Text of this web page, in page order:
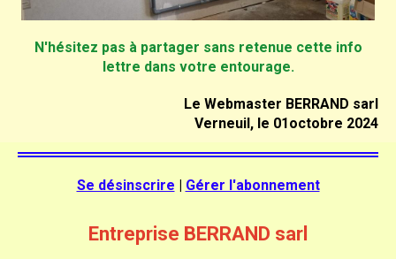
N'hésitez pas à partager sans retenue cette info
lettre dans votre entourage.
Le Webmaster BERRAND sarl
Verneuil, le 01octobre 2024
Se désinscrire | Gérer l'abonnement
Entreprise BERRAND sarl